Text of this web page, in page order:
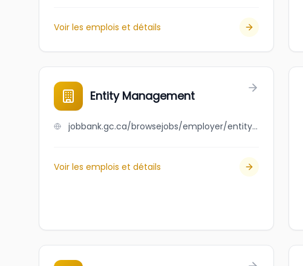
Voir les emplois et détails
Entity Management
jobbank.gc.ca/browsejobs/employer/entity+management/ca
Voir les emplois et détails